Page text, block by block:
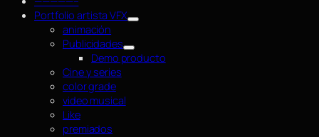
Portfolio artista VFX
animación
Publicidades
Demo producto
Cine y series
color grade
video musical
Like
premiados